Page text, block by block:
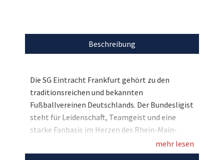
Beschreibung
Die SG Eintracht Frankfurt gehört zu den
traditionsreichen und bekannten
Fußballvereinen Deutschlands. Der Bundesligist
steht für Leidenschaft, Teamgeist und eine
starke Fanbasis im Herzen des Rhein-Main-
Gebiets. Im Rahmen dieser Auktion haben Sie
die exklusive Gelegenheit auf ein besonderes
mehr lesen